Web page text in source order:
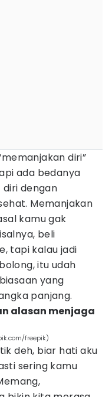
diri”
ada bedanya
dengan
Memanjakan
kamu gak
beli
tapi kalau jadi
itu udah
yang
panjang.
alasan menjaga
freepik)
deh, biar hati aku
sering kamu